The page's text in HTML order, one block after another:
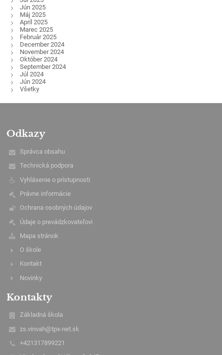
Jún 2025
Máj 2025
Apríl 2025
Marec 2025
Február 2025
December 2024
November 2024
Október 2024
September 2024
Júl 2024
Jún 2024
Všetky
Odkazy
Správca obsahu
Technická podpora
Vyhlásenie o prístupnosti
Právne informácie
Ochrana osobných údajov
Údaje o prevádzkovateľovi
Mapa stránok
O škole
Kontakt
Novinky
Kontakty
Základná škola
zs.vinvah@tpx-net.sk
+421317899221